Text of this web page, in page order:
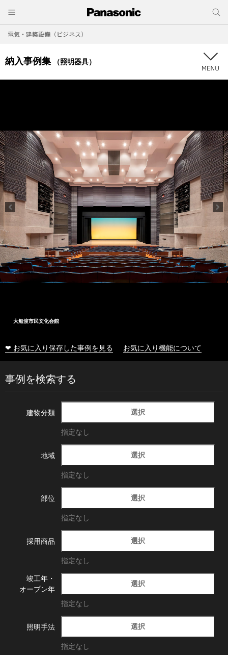
電気・建築設備（ビジネス）
納入事例集 （照明器具）
大船渡市民文化会館
❤ お気に入り保存した事例を見る お気に入り機能について
事例を検索する
建物分類 選択
指定なし
地域 選択
指定なし
部位 選択
指定なし
採用商品 選択
指定なし
竣工年・
オープン年
選択
指定なし
照明手法 選択
指定なし